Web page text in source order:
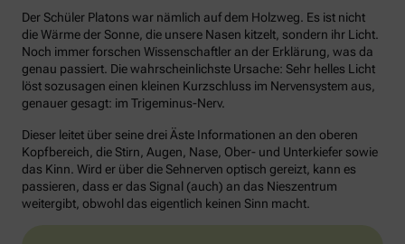
Der Schüler Platons war nämlich auf dem Holzweg. Es ist nicht
die Wärme der Sonne, die unsere Nasen kitzelt, sondern ihr Licht.
Noch immer forschen Wissenschaftler an der Erklärung, was da
genau passiert. Die wahrscheinlichste Ursache: Sehr helles Licht
löst sozusagen einen kleinen Kurzschluss im Nervensystem aus,
genauer gesagt: im Trigeminus-Nerv.
Dieser leitet über seine drei Äste Informationen an den oberen
Kopfbereich, die Stirn, Augen, Nase, Ober- und Unterkiefer sowie
das Kinn. Wird er über die Sehnerven optisch gereizt, kann es
passieren, dass er das Signal (auch) an das Nieszentrum
weitergibt, obwohl das eigentlich keinen Sinn macht.